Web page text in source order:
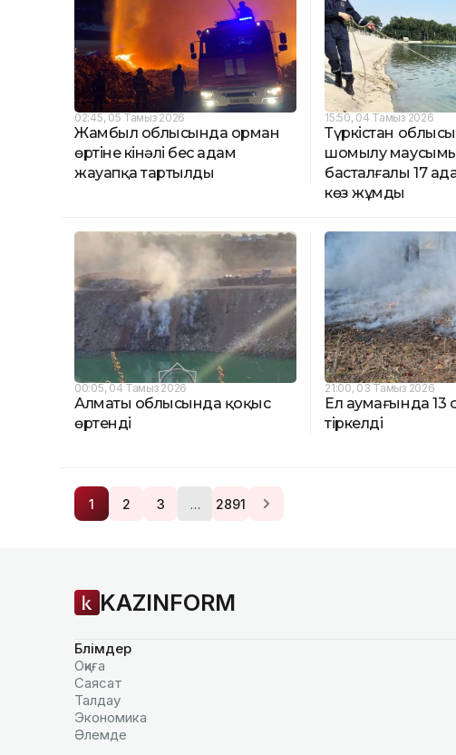
02:45, 05 Тамыз 2026
Жамбыл облысында орман
өртіне кінәлі бес адам
жауапқа тартылды
15:50, 04 Тамыз 2026
Түркістан
шомылу
басталғалы 17
көз жұмды
00:05, 04 Тамыз 2026
Алматы облысында қоқыс
өртенді
21:00, 03 Тамыз 2026
Ел аумағында 13
тіркелді
1 2 3 … 2891
KAZINFORM
Бөлімдер
Оқиға
Саясат
Талдау
Экономика
Әлемде